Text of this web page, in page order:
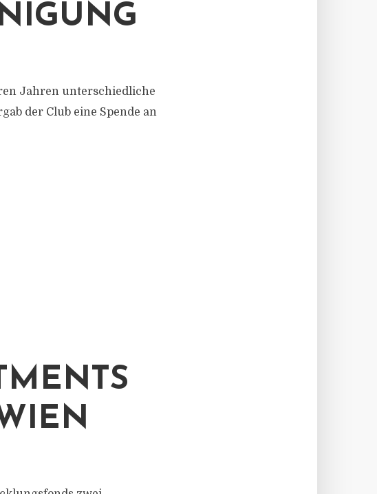
Jahren unterschiedliche
der Club eine Spende an